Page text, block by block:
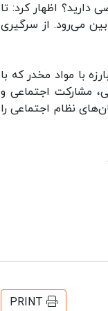
دارید؟ اظهار کرد: تا
بین می‌رود. از سرگیری
با مواد مخدر که با
مشارکت اجتماعی و
نظام اجتماعی را
PRINT